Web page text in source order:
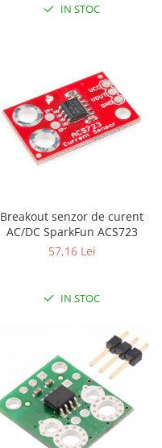
IN STOC
Breakout senzor de curent
AC/DC SparkFun ACS723
57,16 Lei
IN STOC